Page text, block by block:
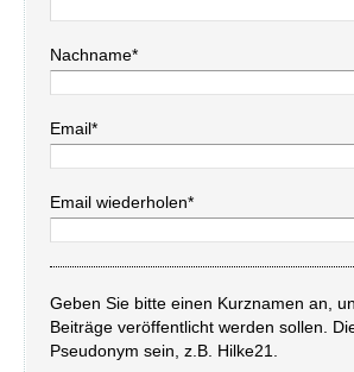
Nachname*
Email*
Email wiederholen*
Geben Sie bitte einen Kurznamen an,
Beiträge veröffentlicht werden sollen.
Pseudonym sein, z.B. Hilke21.